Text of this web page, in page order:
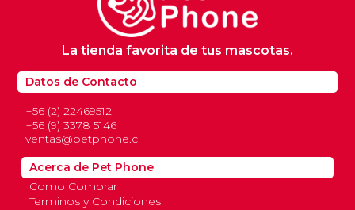
Datos de Contacto
+56 (2) 22469512
+56 (9) 3378 5146
ventas@petphone.cl
La tienda favorita de tus mascotas.
Acerca de Pet Phone
Como Comprar
Terminos y Condiciones